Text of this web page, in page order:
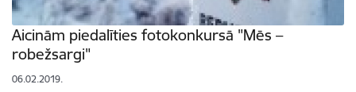
Aicinām piedalīties fotokonkursā "Mēs –
robežsargi"
06.02.2019.